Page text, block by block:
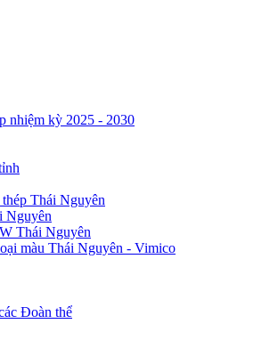
nhiệm kỳ 2025 - 2030
Thái Nguyên
Nguyên
Thái Nguyên
màu Thái Nguyên - Vimico
Đoàn thể